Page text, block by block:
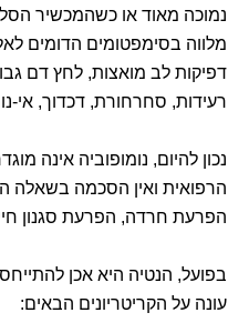
נמוכה מאוד או כשהמכשיר
מלווה בסימפטומים הדומים
דפיקות לב מואצות, לחץ דם
רעידות, סחרחורת, דכדוך, אי-
נכון להיום, נומופוביה אינה
הרפואית ואין הסכמה בשאלה
הפרעת חרדה, הפרעת סגנון
בפועל, הנטיה היא אכן
עונה על הקריטריונים הבאים: